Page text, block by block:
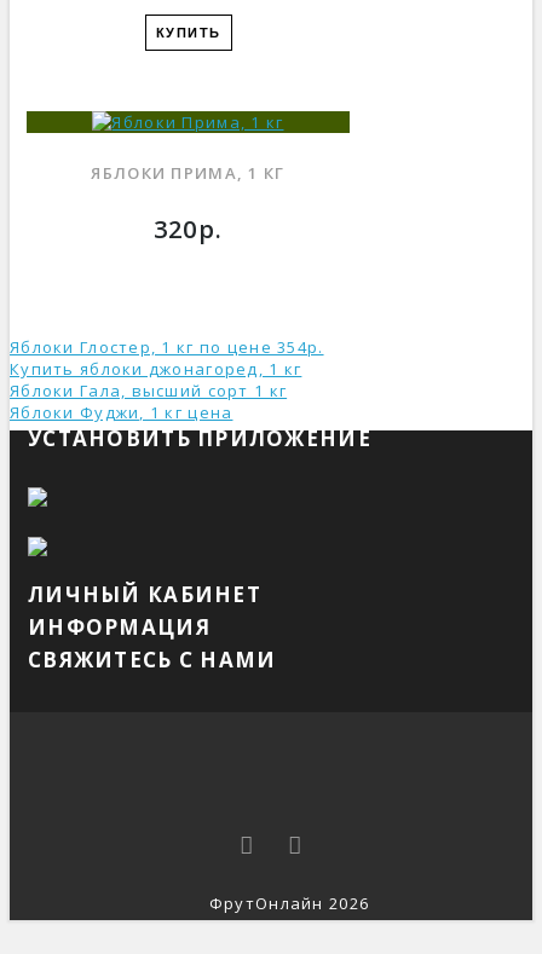
КУПИТЬ
ЯБЛОКИ ПРИМА, 1 КГ
320р.
Яблоки Глостер, 1 кг по цене 354р.
Купить яблоки джонагоред, 1 кг
Яблоки Гала, высший сорт 1 кг
Яблоки Фуджи, 1 кг ценa
УСТАНОВИТЬ ПРИЛОЖЕНИЕ
ЛИЧНЫЙ КАБИНЕТ
ИНФОРМАЦИЯ
СВЯЖИТЕСЬ С НАМИ
ФрутОнлайн 2026